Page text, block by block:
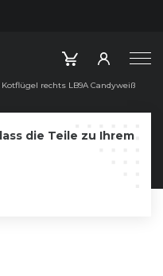
Kotflügel rechts LB9A Candyweiß
die Teile zu Ihrem